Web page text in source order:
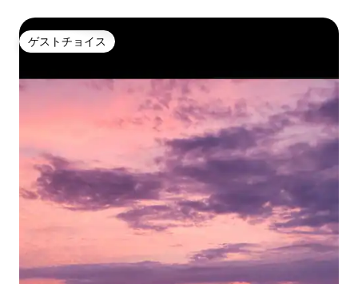
ゲストチョイス
ゲストチョイス